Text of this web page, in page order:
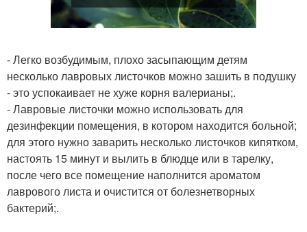
- Легко возбудимым, плохо засыпающим детям
несколько лавровых листочков можно зашить в подушку
- это успокаивает не хуже корня валерианы;.
- Лавровые листочки можно использовать для
дезинфекции помещения, в котором находится больной;
для этого нужно заварить несколько листочков кипятком,
настоять 15 минут и вылить в блюдце или в тарелку,
после чего все помещение наполнится ароматом
лаврового листа и очистится от болезнетворных
бактерий;.